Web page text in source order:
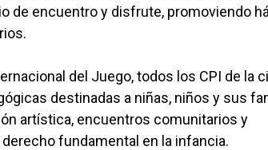
de encuentro y disfrute, promoviendo
del Juego, todos los CPI de la
destinadas a niñas, niños y sus
artística, encuentros comunitarios y
fundamental en la infancia.